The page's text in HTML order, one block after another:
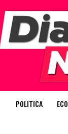
POLITICA